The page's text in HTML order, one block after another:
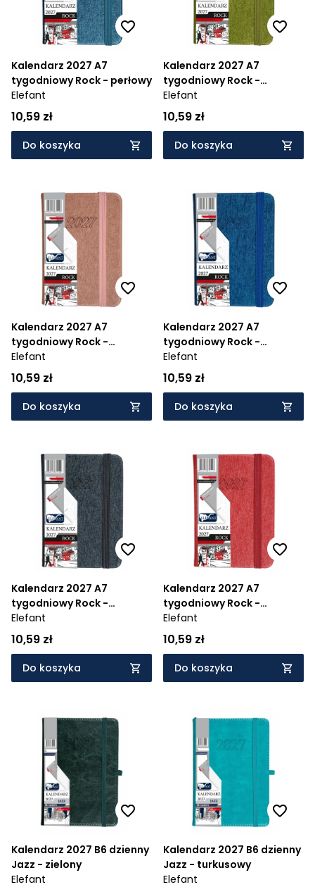
Kalendarz 2027 A7
tygodniowy Rock - perłowy
Elefant
10,59 zł
Do koszyka
Kalendarz 2027 A7
tygodniowy Rock -
oliwkowy
Elefant
10,59 zł
Do koszyka
Kalendarz 2027 A7
tygodniowy Rock -
miedziany
Elefant
10,59 zł
Do koszyka
Kalendarz 2027 A7
tygodniowy Rock -
granatowy
Elefant
10,59 zł
Do koszyka
Kalendarz 2027 A7
tygodniowy Rock -
grafitowy
Elefant
10,59 zł
Do koszyka
Kalendarz 2027 A7
tygodniowy Rock -
czerwony
Elefant
10,59 zł
Do koszyka
Kalendarz 2027 B6 dzienny
Jazz - zielony
Elefant
Kalendarz 2027 B6 dzienny
Jazz - turkusowy
Elefant